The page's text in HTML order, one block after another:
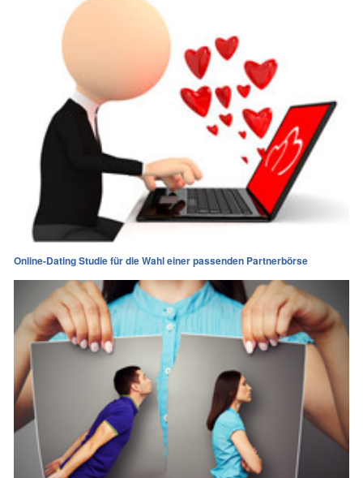
Online-Dating Studie für die Wahl einer passenden Partnerbörse